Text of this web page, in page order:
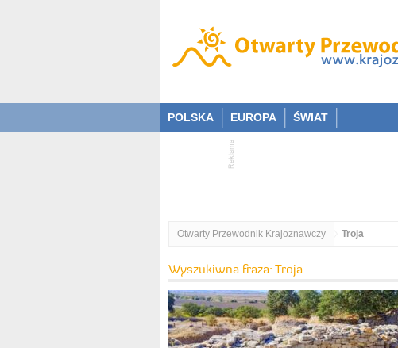
POLSKA EUROPA ŚWIAT
Otwarty Przewodnik Krajoznawczy Troja
Wyszukiwna fraza: Troja